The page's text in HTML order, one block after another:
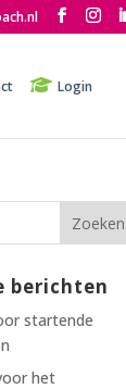
Login
berichten
startende
het